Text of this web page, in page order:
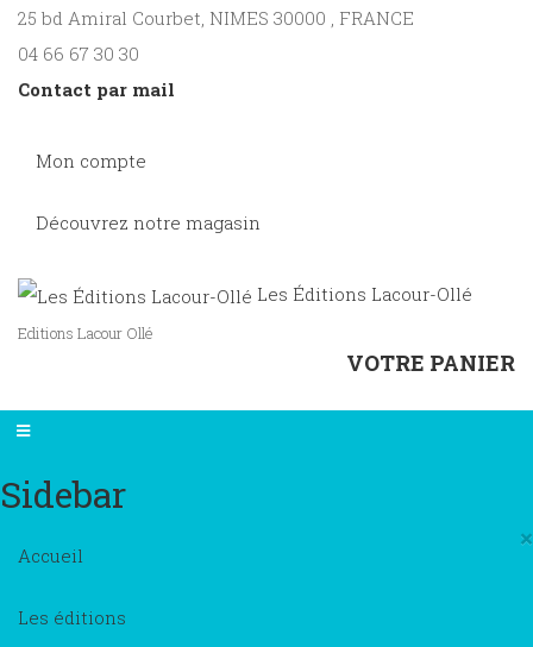
25 bd Amiral Courbet, NIMES 30000 , FRANCE
04 66 67 30 30
Contact par mail
Mon compte
Découvrez notre magasin
Les Éditions Lacour-Ollé
Editions Lacour Ollé
VOTRE PANIER
Sidebar
×
Accueil
Les éditions